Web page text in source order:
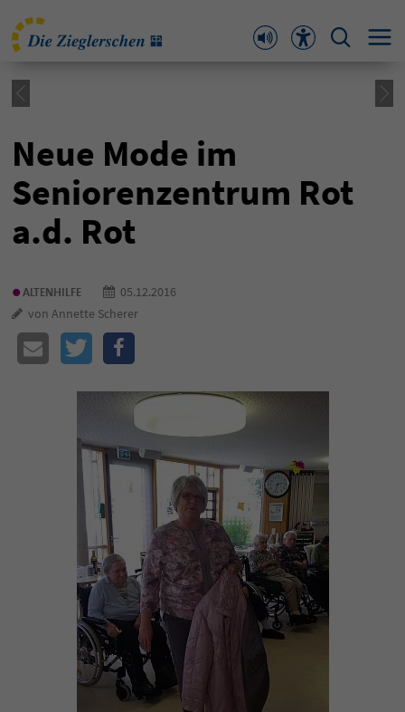
Neue Mode im
Seniorenzentrum Rot
a.d. Rot
•ALTENHILFE
05.12.2016
von Annette Scherer